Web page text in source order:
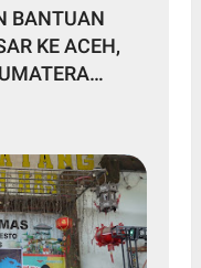
BANTUAN
KE ACEH,